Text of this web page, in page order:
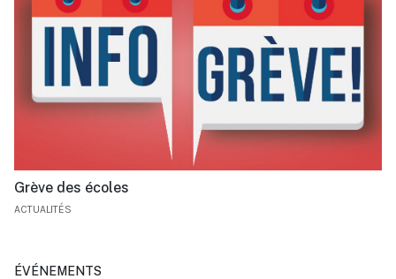
Grève des écoles
ACTUALITÉS
ÉVÉNEMENTS